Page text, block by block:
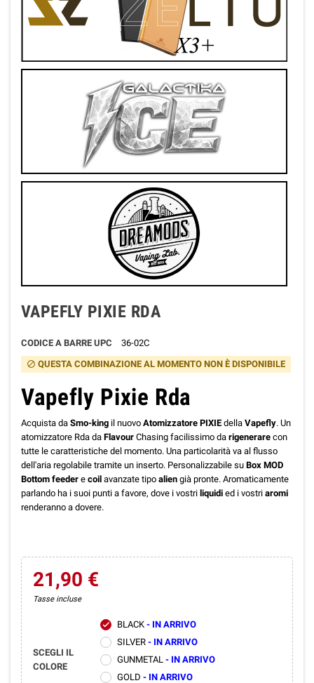
VAPEFLY PIXIE RDA
CODICE A BARRE UPC 36-02C
block QUESTA COMBINAZIONE AL MOMENTO NON È DISPONIBILE
Vapefly Pixie Rda
Acquista da Smo-king il nuovo Atomizzatore PIXIE della Vapefly. Un
atomizzatore Rda da Flavour Chasing facilissimo da rigenerare con
tutte le caratteristiche del momento. Una particolarità va al flusso
dell'aria regolabile tramite un inserto. Personalizzabile su Box MOD
Bottom feeder e coil avanzate tipo alien già pronte. Aromaticamente
parlando ha i suoi punti a favore, dove i vostri liquidi ed i vostri aromi
renderanno a dovere.
21,90 €
Tasse incluse
SCEGLI IL
COLORE
check BLACK- IN ARRIVO
SILVER- IN ARRIVO
GUNMETAL- IN ARRIVO
GOLD - IN ARRIVO